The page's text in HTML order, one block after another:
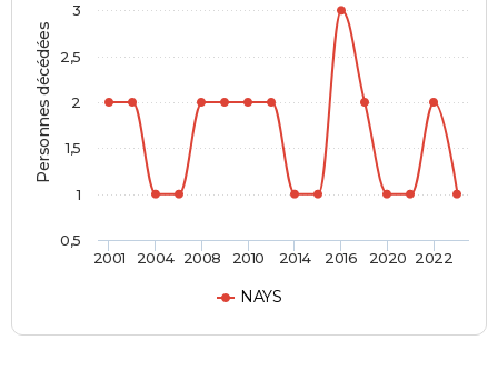
Personnes décédées
NAYS
2001 2004 2008 2010 2014 2016 2020 2022
0,5
1
1,5
2
2,5
3